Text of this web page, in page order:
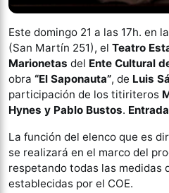
Este domingo 21 a las 17h. en
(San Martín 251), el Teatro
Marionetas del Ente Cultural
obra “El Saponauta”, de Luis
participación de los titiriteros
Hynes y Pablo Bustos.
La función del elenco que es
se realizará en el marco del
respetando todas las medidas
establecidas por el COE.